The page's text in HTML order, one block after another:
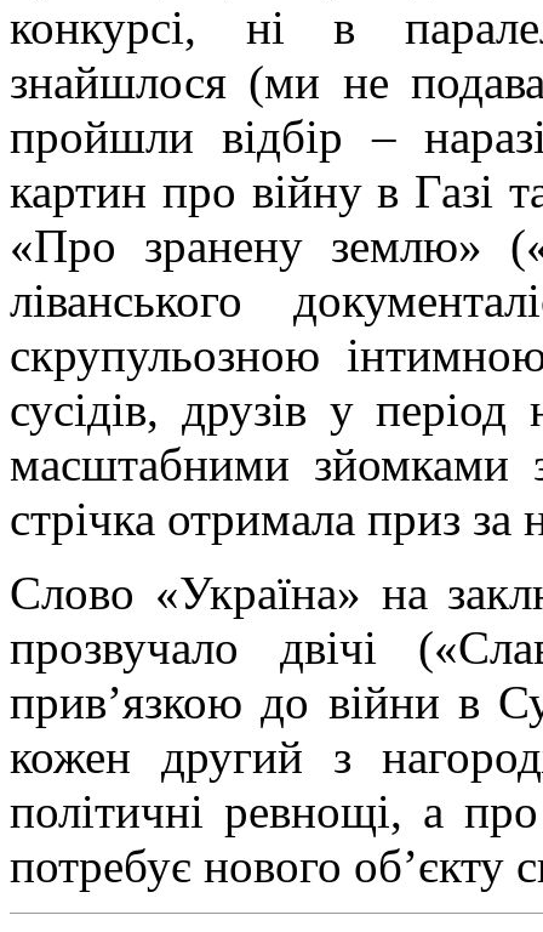
конкурсі, ні в
знайшлося (ми не
пройшли відбір –
картин про війну в Газі
«Про зранену землю»
ліванського
скрупульозною
сусідів, друзів у період
масштабними
стрічка отримала приз
Слово «Україна» на
прозвучало двічі
прив’язкою до війни в
кожен другий з
політичні ревнощі, а
потребує нового об’єкту